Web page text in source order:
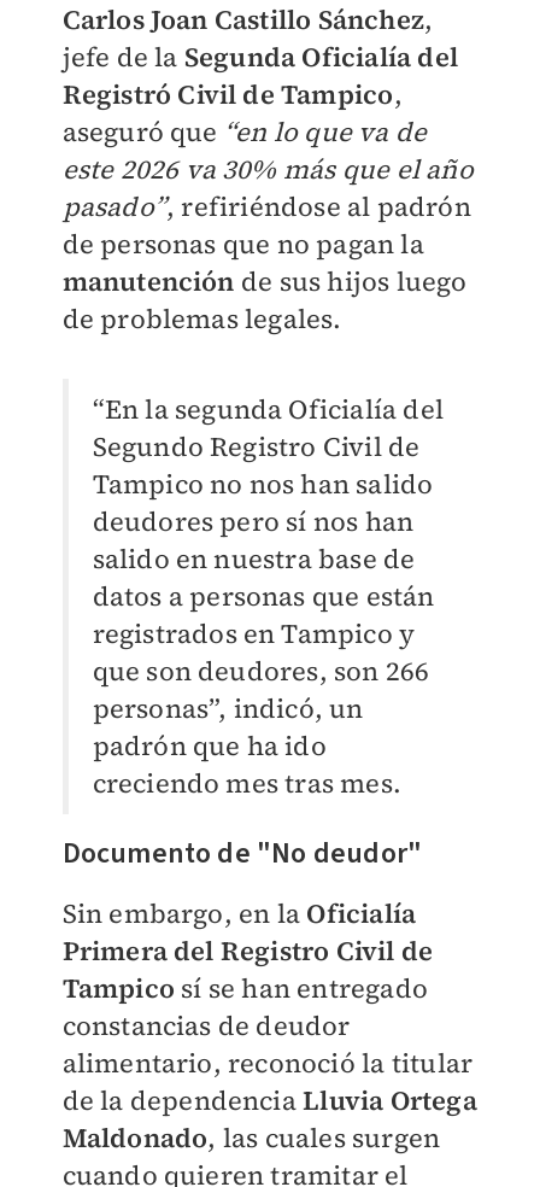
Carlos Joan Castillo Sánchez,
jefe de la Segunda Oficialía del
Registró Civil de Tampico,
aseguró que “en lo que va de
este 2026 va 30% más que el año
pasado”, refiriéndose al padrón
de personas que no pagan la
manutención de sus hijos luego
de problemas legales.
“En la segunda Oficialía del
Segundo Registro Civil de
Tampico no nos han salido
deudores pero sí nos han
salido en nuestra base de
datos a personas que están
registrados en Tampico y
que son deudores, son 266
personas”, indicó, un
padrón que ha ido
creciendo mes tras mes.
Documento de "No deudor"
Sin embargo, en la Oficialía
Primera del Registro Civil de
Tampico sí se han entregado
constancias de deudor
alimentario, reconoció la titular
de la dependenciaLluvia Ortega
Maldonado, las cuales surgen
cuando quieren tramitar el